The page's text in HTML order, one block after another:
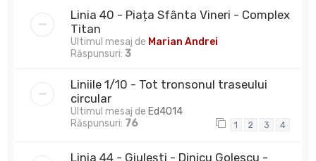
Linia 40 - Piața Sfânta Vineri - Complex
Titan
Ultimul mesaj de Marian Andrei
Răspunsuri: 3
Liniile 1/10 - Tot tronsonul traseului
circular
Ultimul mesaj de Ed4014
Răspunsuri: 76 1 2 3 4
Linia 44 - Giulești - Dinicu Golescu -